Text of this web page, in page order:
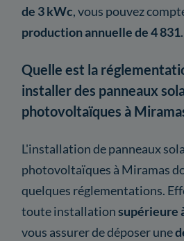
de 3 kWc, vous pouvez
production annuelle de 4 831.
Quelle est la
installer des panneaux
photovoltaïques à
L'installation de panneaux
photovoltaïques à Miramas
quelques réglementations.
toute installationsupérieure
vous assurer de déposer une